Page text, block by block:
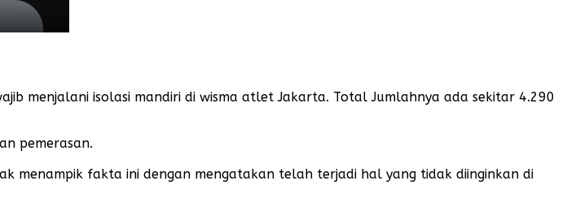
menjalani isolasi mandiri di wisma atlet Jakarta. Total Jumlahnya ada sekitar 4.290
pemerasan.
menampik fakta ini dengan mengatakan telah terjadi hal yang tidak diinginkan di